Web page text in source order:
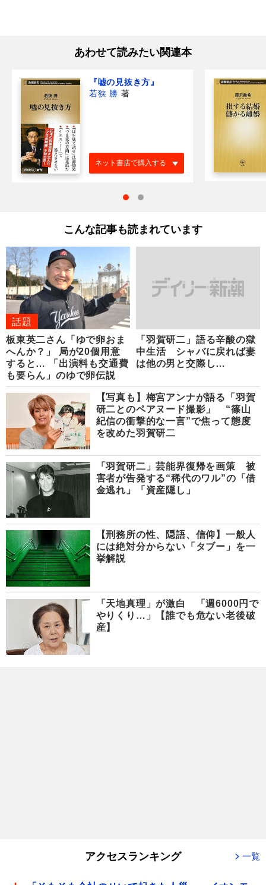
あわせて読みたい関連本
『嘘の見抜き方』
若狭 勝 著
ネット書店で購入する
こんな記事も読まれています
話題
板東英二さん「ゆで卵おま
へんか？」 局が20個用意
すると… 「出演料も交通費
も要らん」のゆで卵伝説
「羽賀研二」語る辛酸の獄
中生活 シャバに戻れば妻
は他の男と交際し…
【写真も】梅宮アンナが語る「羽賀
研二とのペアヌード撮影」 “篠山
紀信の衝撃的な一言”で焦って態度
を改めた羽賀研二
「羽賀研二」芸能界復帰を画策 被
害者が告発する“稀代のワル”の「借
金逃れ」「資産隠し」
【刑務所の性、隠語、信仰】一般人
には絶対分からない「タブー」を一
挙解説
「天地真理」が激白 「週6000円で
やりくり…」【誰でも危ない老後破
産】
アクセスランキング 一覧